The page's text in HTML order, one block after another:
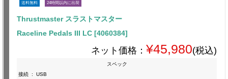
送料無料 24時間以内に出荷
Thrustmaster スラストマスター
Raceline Pedals III LC [4060384]
ネット価格： ¥45,980(税込)
スペック
接続 :
USB